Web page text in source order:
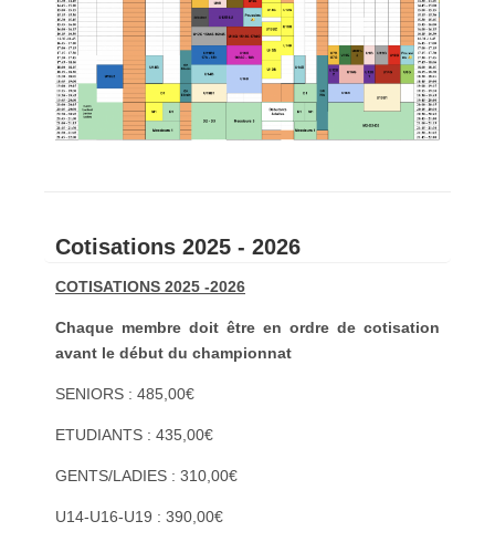
Cotisations 2025 - 2026
COTISATIONS 2025 -2026
Chaque membre doit être en ordre de cotisation
avant le début du championnat
SENIORS : 485,00€
ETUDIANTS : 435,00€
GENTS/LADIES : 310,00€
U14-U16-U19 : 390,00€